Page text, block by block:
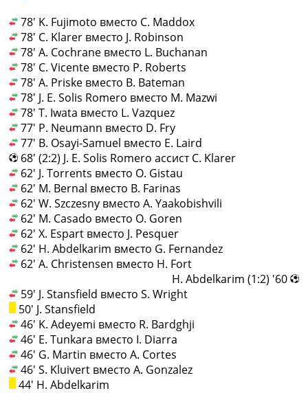
78' K. Fujimoto вместо C. Maddox
78' C. Klarer вместо J. Robinson
78' A. Cochrane вместо L. Buchanan
78' C. Vicente вместо P. Roberts
78' A. Priske вместо B. Bateman
78' J. E. Solis Romero вместо M. Mazwi
78' T. Iwata вместо L. Vazquez
77' P. Neumann вместо D. Fry
77' B. Osayi-Samuel вместо E. Laird
68' (2:2) J. E. Solis Romero ассист C. Klarer
62' J. Torrents вместо O. Gistau
62' M. Bernal вместо B. Farinas
62' W. Szczesny вместо A. Yaakobishvili
62' M. Casado вместо O. Goren
62' X. Espart вместо J. Pesquer
62' H. Abdelkarim вместо G. Fernandez
62' A. Christensen вместо H. Fort
59' J. Stansfield вместо S. Wright
50' J. Stansfield
46' K. Adeyemi вместо R. Bardghji
46' E. Tunkara вместо I. Diarra
46' G. Martin вместо A. Cortes
46' S. Kluivert вместо A. Gonzalez
44' H. Abdelkarim